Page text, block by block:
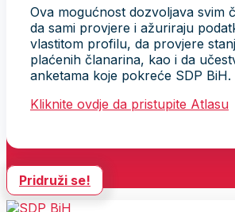
Ova mogućnost dozvoljava svim
da sami provjere i ažuriraju
vlastitom profilu, da provjere
plaćenih članarina, kao i da
anketama koje pokreće SDP BiH.
Kliknite ovdje da pristupite Atlasu
Pridruži se!